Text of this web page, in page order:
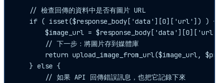
    // 檢查回傳的資料中是否有圖片 URL
    if ( isset($response_body['data'][0]['url']) ) {
$image_url =
        // 下一步：將圖片存到媒體庫
return upload_image_from_url($image_url,
    } else {
        // 如果 API 回傳錯誤訊息，也把它記錄下來